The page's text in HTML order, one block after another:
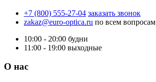
+7 (800) 555-27-04 заказать звонок
zakaz@euro-optica.ru по всем вопросам
10:00 - 20:00 будни
11:00 - 19:00 выходные
О нас